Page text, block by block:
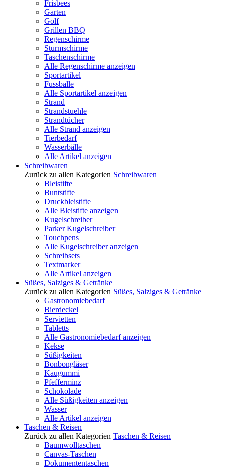
Frisbees
Garten
Golf
Grillen BBQ
Regenschirme
Sturmschirme
Taschenschirme
Alle Regenschirme anzeigen
Sportartikel
Fussballe
Alle Sportartikel anzeigen
Strand
Strandstuehle
Strandtücher
Alle Strand anzeigen
Tierbedarf
Wasserbälle
Alle Artikel anzeigen
Schreibwaren
Zurück zu allen Kategorien Schreibwaren
Bleistifte
Buntstifte
Druckbleistifte
Alle Bleistifte anzeigen
Kugelschreiber
Parker Kugelschreiber
Touchpens
Alle Kugelschreiber anzeigen
Schreibsets
Textmarker
Alle Artikel anzeigen
Süßes, Salziges & Getränke
Zurück zu allen Kategorien Süßes, Salziges & Getränke
Gastronomiebedarf
Bierdeckel
Servietten
Tabletts
Alle Gastronomiebedarf anzeigen
Kekse
Süßigkeiten
Bonbongläser
Kaugummi
Pfefferminz
Schokolade
Alle Süßigkeiten anzeigen
Wasser
Alle Artikel anzeigen
Taschen & Reisen
Zurück zu allen Kategorien Taschen & Reisen
Baumwolltaschen
Canvas-Taschen
Dokumententaschen